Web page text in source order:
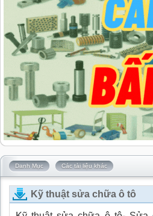
Danh Mục Các tài liệu khác
Kỹ thuật sửa chữa ô tô